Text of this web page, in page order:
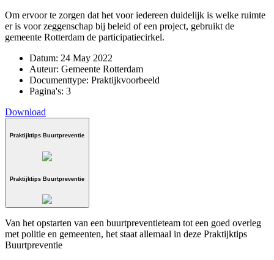
Om ervoor te zorgen dat het voor iedereen duidelijk is welke ruimte
er is voor zeggenschap bij beleid of een project, gebruikt de
gemeente Rotterdam de participatiecirkel.
Datum: 24 May 2022
Auteur: Gemeente Rotterdam
Documenttype: Praktijkvoorbeeld
Pagina's: 3
Download
Praktijktips Buurtpreventie
Praktijktips Buurtpreventie
Van het opstarten van een buurtpreventieteam tot een goed overleg
met politie en gemeenten, het staat allemaal in deze Praktijktips
Buurtpreventie